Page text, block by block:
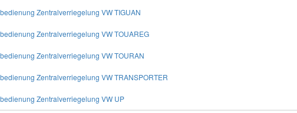
Zentralverriegelung VW TIGUAN
Zentralverriegelung VW TOUAREG
Zentralverriegelung VW TOURAN
Zentralverriegelung VW TRANSPORTER
Zentralverriegelung VW UP